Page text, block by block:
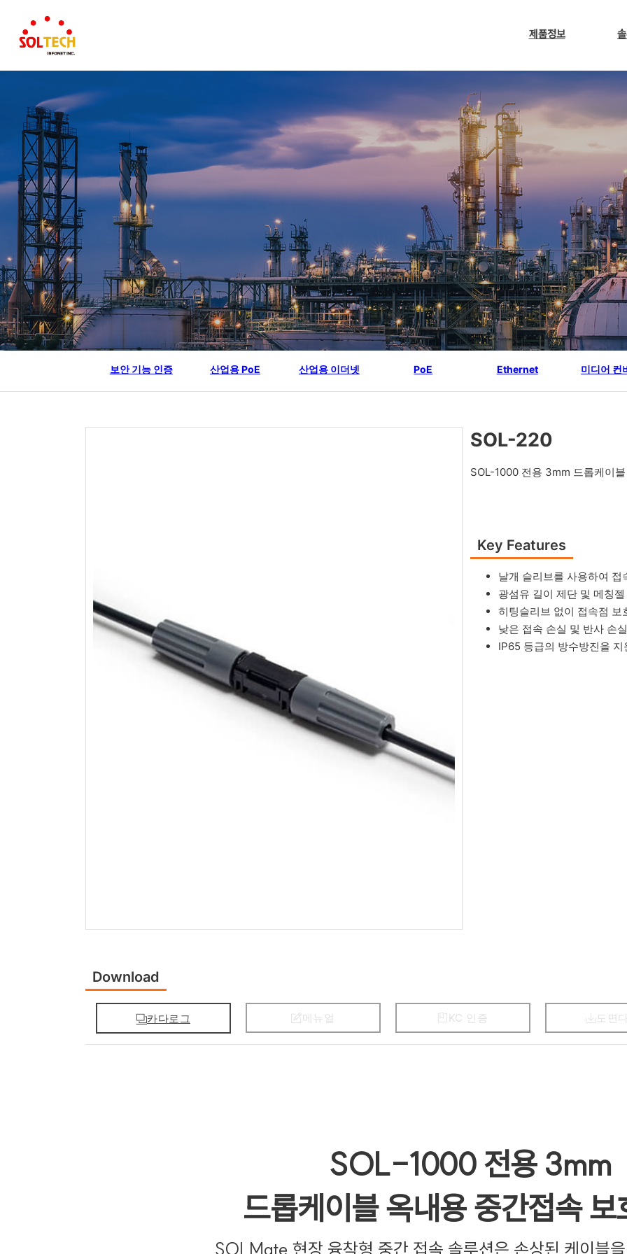
제품정보
보안 기능 인증 산업용 PoE 산업용 이더넷 PoE Ethernet 미디어 컨
SOL-220
SOL-1000 전용 3mm 드롭케이
Key Features
날개 슬리브를 사용하여 접
광섬유 길이 제단 및 메칭
히팅슬리브 없이 접속점 보
낮은 접속 손실 및 반사 손
IP65 등급의 방수방진을 지
Download
카다로그 메뉴얼 KC 인증 도면
SOL-1000 전용 3mm
드롭케이블 옥내용 중간접속 보
SOLMate 현장 융착형 중간 접속 솔루션은 손상된 케이블